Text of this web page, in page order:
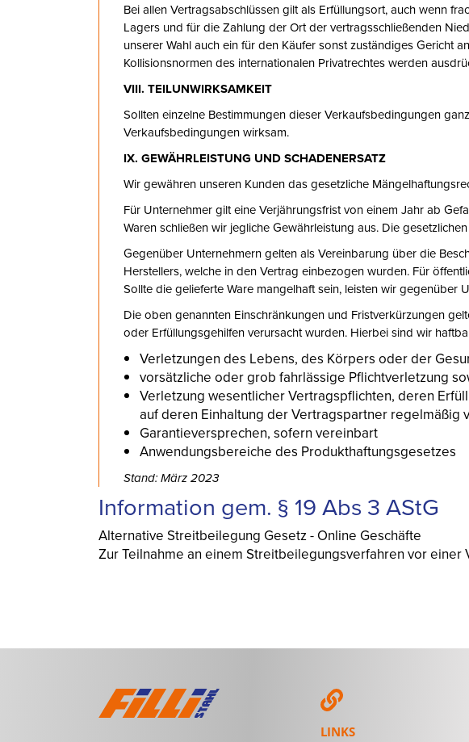
Bei allen Vertragsabschlüssen gilt als Erfüllungsort, auch wenn
Lagers und für die Zahlung der Ort der vertragsschließenden
unserer Wahl auch ein für den Käufer sonst zuständiges Gericht
Kollisionsnormen des internationalen Privatrechtes werden
VIII. TEILUNWIRKSAMKEIT
Sollten einzelne Bestimmungen dieser Verkaufsbedingungen
Verkaufsbedingungen wirksam.
IX. GEWÄHRLEISTUNG UND SCHADENERSATZ
Wir gewähren unseren Kunden das gesetzliche
Für Unternehmer gilt eine Verjährungsfrist von einem Jahr ab
Waren schließen wir jegliche Gewährleistung aus. Die
Gegenüber Unternehmern gelten als Vereinbarung über die
Herstellers, welche in den Vertrag einbezogen wurden. Für
Sollte die gelieferte Ware mangelhaft sein, leisten wir gegenüber
Die oben genannten Einschränkungen und Fristverkürzungen
oder Erfüllungsgehilfen verursacht wurden. Hierbei sind wir
Verletzungen des Lebens, des Körpers oder der
vorsätzliche oder grob fahrlässige Pflichtverletzung
Verletzung wesentlicher Vertragspflichten, deren
auf deren Einhaltung der Vertragspartner regelmäßig
Garantieversprechen, sofern vereinbart
Anwendungsbereiche des Produkthaftungsgesetzes
Stand: März 2023
Information gem. § 19 Abs 3 AStG
Alternative Streitbeilegung Gesetz - Online Geschäfte
Zur Teilnahme an einem Streitbeilegungsverfahren vor
LINKS